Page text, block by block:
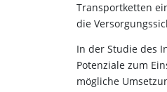
Transportketten
die
In der Studie des
Potenziale zum
mögliche